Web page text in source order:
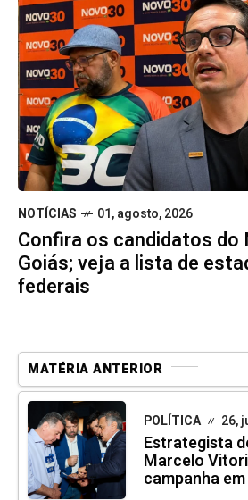
NOTÍCIAS 01, agosto, 2026
Confira os candidatos do
Goiás; veja a lista de
federais
MATÉRIA ANTERIOR
POLÍTICA 26,
Estrategista
Marcelo
campanha